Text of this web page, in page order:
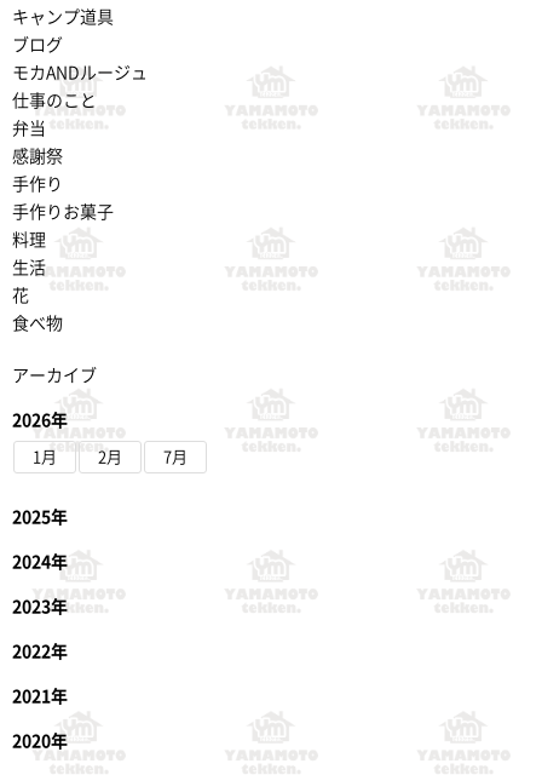
キャンプ道具
ブログ
モカANDルージュ
仕事のこと
弁当
感謝祭
手作り
手作りお菓子
料理
生活
花
食べ物
アーカイブ
2026年
1月 2月 7月
2025年
2024年
2023年
2022年
2021年
2020年